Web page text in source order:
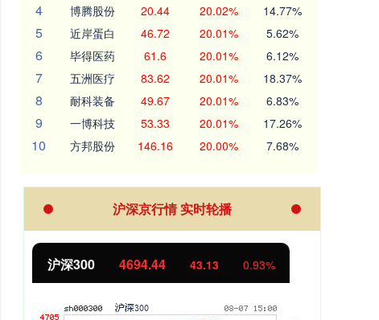
4 博腾股份 20.44 20.02% 14.77%
5 近岸蛋白 46.72 20.01% 5.62%
6 毕得医药 61.6 20.01% 6.12%
7 五洲医疗 83.62 20.01% 18.37%
8 耐科装备 49.67 20.01% 6.83%
9 一博科技 53.33 20.01% 17.26%
10 方邦股份 146.16 20.00% 7.68%
沪深京行情 实时轮播
北证50 1134.24 11.37 1.01%